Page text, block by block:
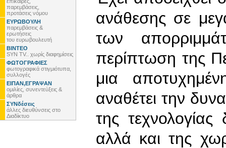
παρεμβάσεις,
προτάσεις νόμου
ΕΥΡΩΒΟΥΛΗ
παρεμβάσεις &
ερωτήσεις
του ευρωβουλευτή
ΒΙΝΤΕΟ
SYN TV.. χωρίς διαφημίσεις
ΦΩΤΟΓΡΑΦΙΕΣ
φωτογραφικά στιγμιότυπα,
συλλογές
ΕΙΠΑΝ,ΕΓΡΑΨΑΝ
ομιλίες, συνεντεύξεις &
άρθρα
ΣΥΝδέσεις
άλλες διευθύνσεις στο
Διαδίκτυο
ανάθεσης σε
των
περίπτωση της
μια
αναθέτει την
της τεχνολογίας
αλλά και της